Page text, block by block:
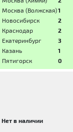
Москва (Волжская)1
Новосибирск
2
Краснодар
2
Екатеринбург
3
Казань
1
Пятигорск
0
Нет в наличии